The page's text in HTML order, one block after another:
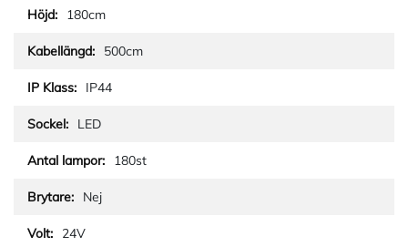
180cm
500cm
IP44
LED
180st
Nej
24V